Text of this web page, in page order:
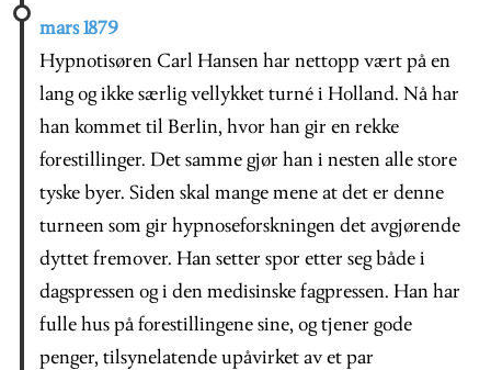
mars 1879
Hypnotisøren Carl Hansen har nettopp vært på en
lang og ikke særlig vellykket turné i Holland. Nå har
han kommet til Berlin, hvor han gir en rekke
forestillinger. Det samme gjør han i nesten alle store
tyske byer. Siden skal mange mene at det er denne
turneen som gir hypnoseforskningen det avgjørende
dyttet fremover. Han setter spor etter seg både i
dagspressen og i den medisinske fagpressen. Han har
fulle hus på forestillingene sine, og tjener gode
penger, tilsynelatende upåvirket av et par